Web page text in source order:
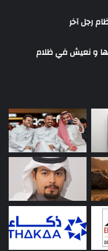
رجل آخر
و نعيش في ظلام